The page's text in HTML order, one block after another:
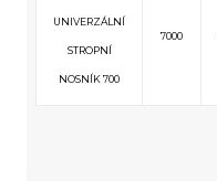
UNIVERZÁLNÍ
STROPNÍ
NOSNÍK 700
7000